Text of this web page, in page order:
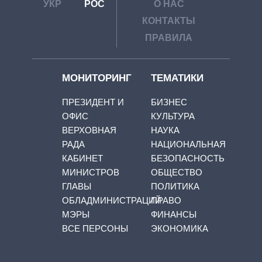
УКР РОС
О НАС
КОНТАКТЫ
ПРАВИЛА
МОНИТОРИНГ
ПРЕЗИДЕНТ И
ОФИС
ВЕРХОВНАЯ
РАДА
КАБИНЕТ
МИНИСТРОВ
ГЛАВЫ
ОБЛАДМИНИСТРАЦИЙ
МЭРЫ
ВСЕ ПЕРСОНЫ
ТЕМАТИКИ
БИЗНЕС
КУЛЬТУРА
НАУКА
НАЦИОНАЛЬНАЯ
БЕЗОПАСНОСТЬ
ОБЩЕСТВО
ПОЛИТИКА
ПРАВО
ФИНАНСЫ
ЭКОНОМИКА